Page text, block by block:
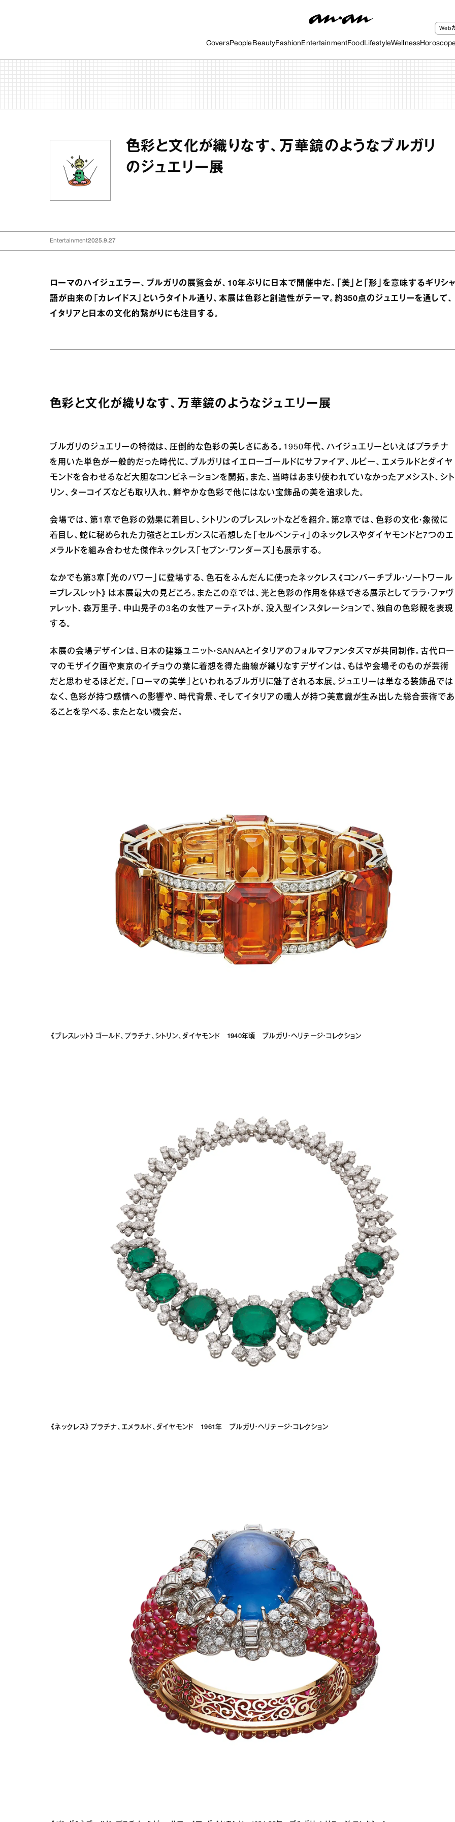
CoversPeople BeautyFashion EntertainmentFood LifestyleWellness
Web
色彩と文化が織りなす、万華鏡のようなブルガリ
のジュエリー展
Entertainment2025.9.27
ローマのハイジュエラー、ブルガリの展覧会が、10年ぶりに日本で開催中だ。「美」と「形」を意味するギリシ
語が由来の「カレイドス」というタイトル通り、本展は色彩と創造性がテーマ。約350点のジュエリーを通して、
イタリアと日本の文化的繋がりにも注目する。
色彩と文化が織りなす、万華鏡のようなジュエリー展
ブルガリのジュエリーの特徴は、圧倒的な色彩の美しさにある。1950年代、ハイジュエリーといえばプラチナ
を用いた単色が一般的だった時代に、ブルガリはイエローゴールドにサファイア、ルビー、エメラルドとダイヤ
モンドを合わせるなど大胆なコンビネーションを開拓。また、当時はあまり使われていなかったアメシスト、シト
リン、ターコイズなども取り入れ、鮮やかな色彩で他にはない宝飾品の美を追求した。
会場では、第1章で色彩の効果に着目し、シトリンのブレスレットなどを紹介。第2章では、色彩の文化・象徴に
着目し、蛇に秘められた力強さとエレガンスに着想した「セルペンティ」のネックレスやダイヤモンドと7つのエ
メラルドを組み合わせた傑作ネックレス「セブン・ワンダーズ」も展示する。
なかでも第3章「光のパワー」に登場する、色石をふんだんに使ったネックレス《コンバーチブル・ソートワール
＝ブレスレット》は本展最大の見どころ。またこの章では、光と色彩の作用を体感できる展示としてララ・ファヴ
ァレット、森万里子、中山晃子の3名の女性アーティストが、没入型インスタレーションで、独自の色彩観を表現
する。
本展の会場デザインは、日本の建築ユニット・SANAAとイタリアのフォルマファンタズマが共同制作。古代ロー
マのモザイク画や東京のイチョウの葉に着想を得た曲線が織りなすデザインは、もはや会場そのものが芸術
だと思わせるほどだ。「ローマの美学」といわれるブルガリに魅了される本展。ジュエリーは単なる装飾品では
なく、色彩が持つ感情への影響や、時代背景、そしてイタリアの職人が持つ美意識が生み出した総合芸術であ
ることを学べる、またとない機会だ。
《ブレスレット》ゴールド、プラチナ、シトリン、ダイヤモンド 1940年頃 ブルガリ・ヘリテージ・コレクション
《ネックレス》プラチナ、エメラルド、ダイヤモンド 1961年 ブルガリ・ヘリテージ・コレクション